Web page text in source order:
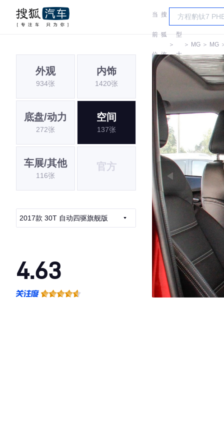
当
前
位
搜
狐
汽
＞
车
型
大
＞ MG ＞ MG
外观
934张
内饰
1420张
底盘/动力
272张
空间
137张
车展/其他
116张
官方
2017款 30T 自动四驱旗舰版
4.63